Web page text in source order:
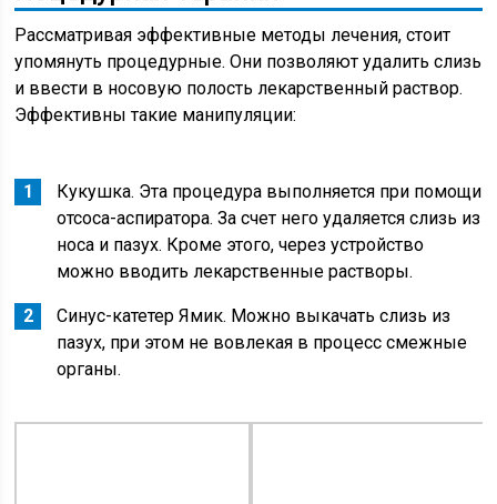
Рассматривая эффективные методы лечения, стоит
упомянуть процедурные. Они позволяют удалить слизь
и ввести в носовую полость лекарственный раствор.
Эффективны такие манипуляции:
Кукушка. Эта процедура выполняется при помощи
отсоса-аспиратора. За счет него удаляется слизь из
носа и пазух. Кроме этого, через устройство
можно вводить лекарственные растворы.
Синус-катетер Ямик. Можно выкачать слизь из
пазух, при этом не вовлекая в процесс смежные
органы.